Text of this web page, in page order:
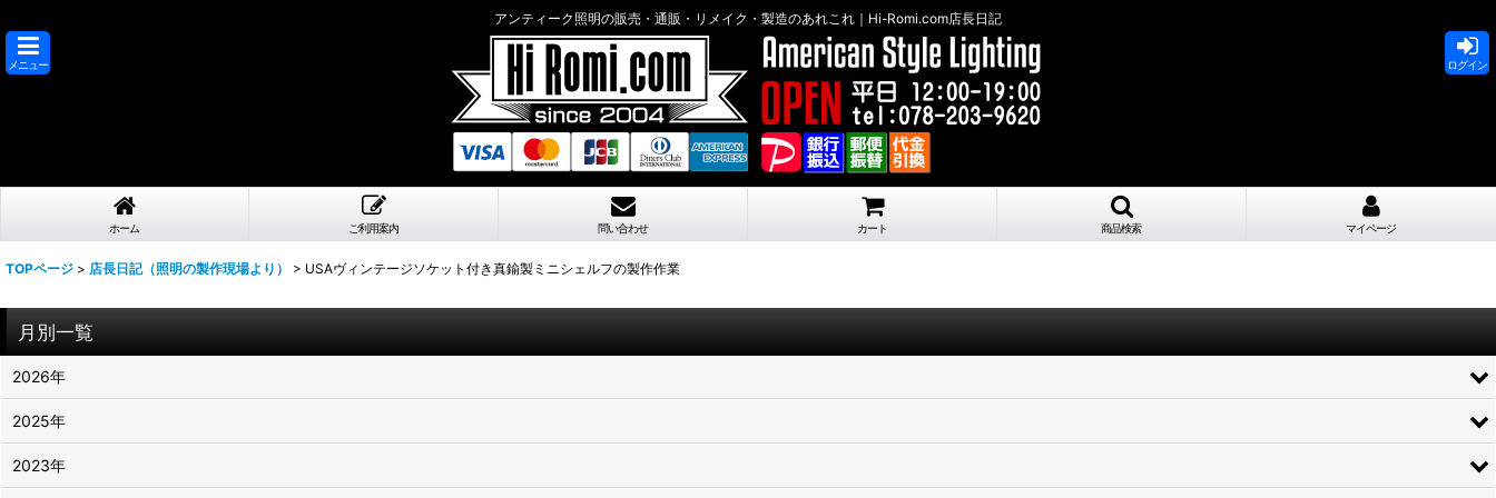
アンティーク照明の販売・通販・リメイク・製造のあれこれ｜Hi-Romi.com店長日記
メニュー ログイン
ホーム ご利用案内 問い合わせ カート 商品検索 マイページ
TOPページ > 店長日記（照明の製作現場より） > USAヴィンテージソケット付き真鍮製ミニシェルフの製作作業
月別一覧
2026年
2025年
2023年